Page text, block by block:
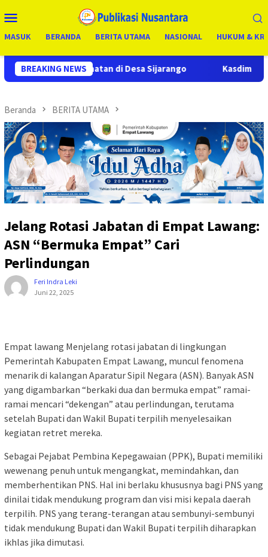
ke
Mobile
MASUK BERANDA BERITA UTAMA NASIONAL HUKUM &
BREAKING NEWS
di Desa Sijarango Kasdim 0210/TU Pimpin Apel Siaga
Beranda BERITA UTAMA
Jelang Rotasi Jabatan di Empat Lawang:
ASN “Bermuka Empat” Cari
Perlindungan
Feri Indra Leki
Juni 22, 2025
Empat lawang Menjelang rotasi jabatan di lingkungan
Pemerintah Kabupaten Empat Lawang, muncul fenomena
menarik di kalangan Aparatur Sipil Negara (ASN). Banyak ASN
yang digambarkan “berkaki dua dan bermuka empat” ramai-
ramai mencari “dekengan” atau perlindungan, terutama
setelah Bupati dan Wakil Bupati terpilih menyelesaikan
kegiatan retret mereka.
Sebagai Pejabat Pembina Kepegawaian (PPK), Bupati memiliki
wewenang penuh untuk mengangkat, memindahkan, dan
memberhentikan PNS. Hal ini berlaku khususnya bagi PNS yang
dinilai tidak mendukung program dan visi misi kepala daerah
terpilih. PNS yang terang-terangan atau sembunyi-sembunyi
tidak mendukung Bupati dan Wakil Bupati terpilih diharapkan
ikhlas jika dimutasi.